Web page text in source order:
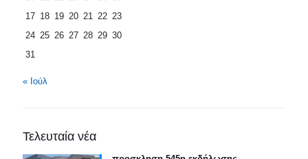
17 18 19 20 21 22 23
24 25 26 27 28 29 30
31
« Ιούλ
Τελευταία νέα